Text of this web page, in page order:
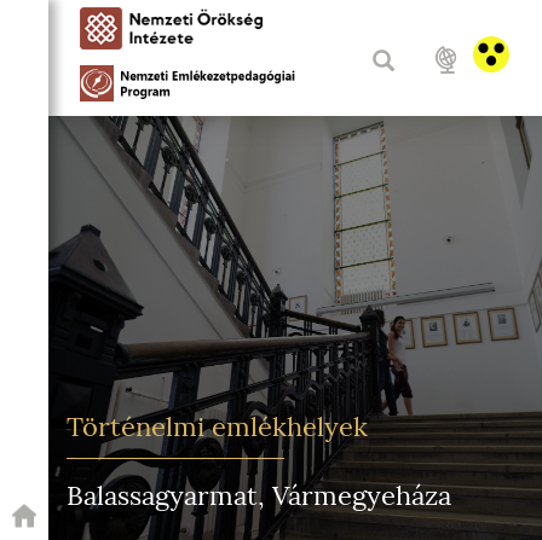
Történelmi emlékhelyek
Balassagyarmat, Vármegyeháza